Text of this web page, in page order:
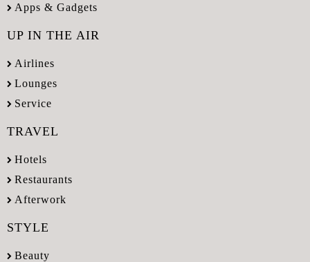
Apps & Gadgets
UP IN THE AIR
Airlines
Lounges
Service
TRAVEL
Hotels
Restaurants
Afterwork
STYLE
Beauty